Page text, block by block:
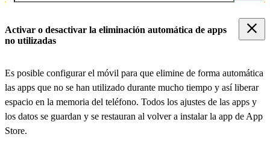
Activar o desactivar la eliminación automática de apps
no utilizadas
Es posible configurar el móvil para que elimine de forma automática
las apps que no se han utilizado durante mucho tiempo y así liberar
espacio en la memoria del teléfono. Todos los ajustes de las apps y
los datos se guardan y se restauran al volver a instalar la app de App
Store.